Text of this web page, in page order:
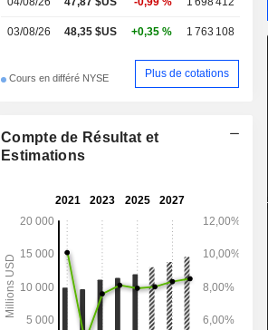
03/08/26 48,35 $US +0,35 % 1 763 108
Cours en différé NYSE Plus de cotations
Compte de Résultat et
Estimations